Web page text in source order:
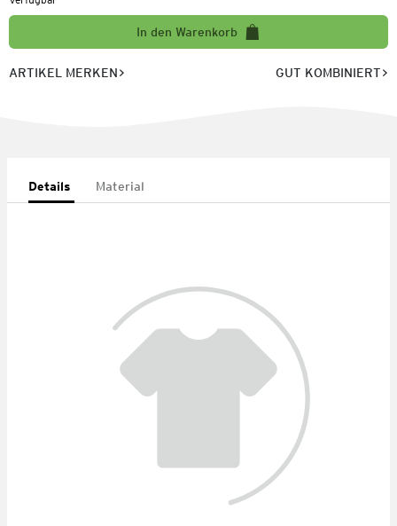
In den Warenkorb
ARTIKEL MERKEN GUT KOMBINIERT
Details Material